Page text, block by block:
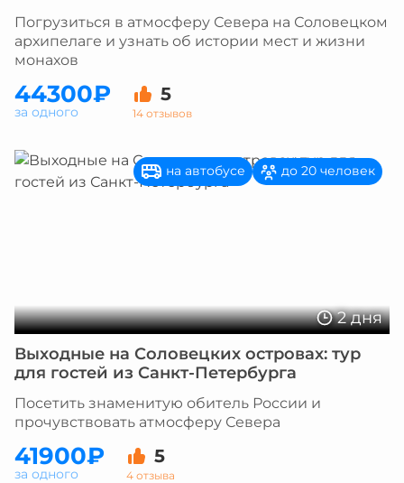
Погрузиться в атмосферу Севера на Соловецком
архипелаге и узнать об истории мест и жизни
монахов
44300₽ 5
14 отзывов
за одного
2 дня
на автобусе до 20 человек
Выходные на Соловецких островах: тур
для гостей из Санкт-Петербурга
Посетить знаменитую обитель России и
прочувствовать атмосферу Севера
41900₽ 5
4 отзыва
за одного